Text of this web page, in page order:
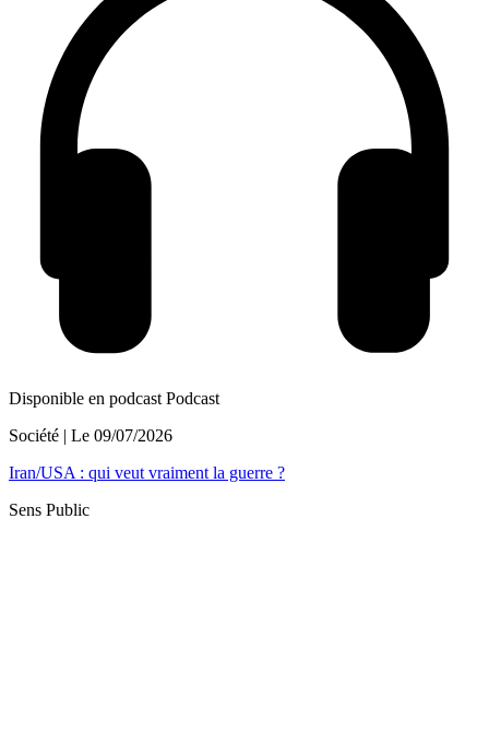
Disponible en podcast Podcast
Société | Le 09/07/2026
Iran/USA : qui veut vraiment la guerre ?
Sens Public